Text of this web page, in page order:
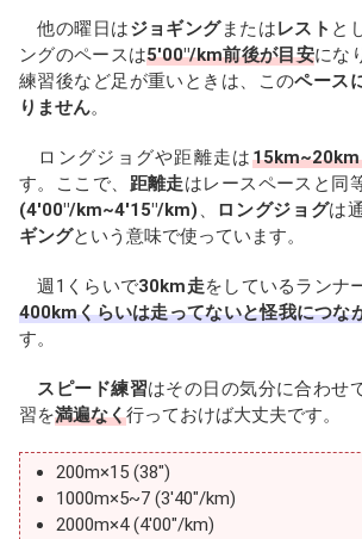
他の曜日はジョギングまたはレスト と
ングのペースは5'00"/km前後が目安にな
練習後など足が重いときは、このペース
りません。
ロングジョグや距離走は
す。ここで、 距離走はレースペースと同
(4'00"/km~4'15"/km) 、 ロングジョグは
ギングという意味で使っています。
週1くらいで30km走をしているランナ
400kmくらいは走ってないと怪我につな
す。
スピード練習はその日の気分に合わせ
習を満遍なく行っておけば大丈夫です。
200m×15 (38")
1000m×5~7 (3'40"/km)
2000m×4 (4'00"/km)